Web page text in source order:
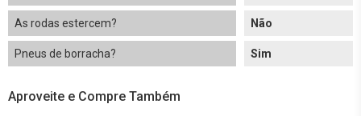
As rodas estercem? Não
Pneus de borracha? Sim
Aproveite e Compre Também